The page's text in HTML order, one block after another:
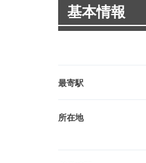
基本情報
最寄駅
所在地